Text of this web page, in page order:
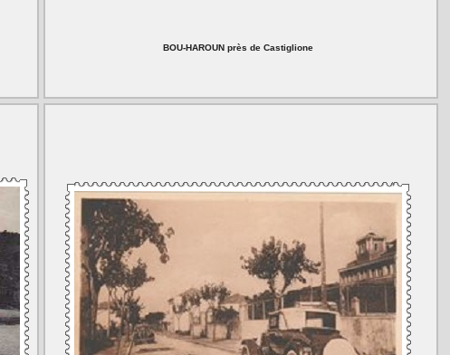
BOU-HAROUN près de Castiglione